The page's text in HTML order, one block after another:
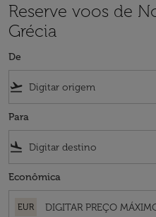
Reserve voos de
Grécia
De
flight_takeoff
Para
flight_land
Econômica
EUR